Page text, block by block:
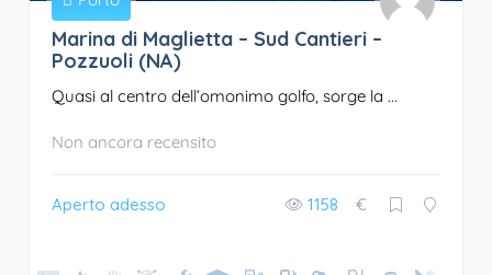
Marina di Maglietta – Sud Cantieri –
Pozzuoli (NA)
Quasi al centro dell’omonimo golfo, sorge la ...
Non ancora recensito
Aperto adesso 1158 €